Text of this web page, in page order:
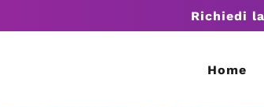
Richiedi
Home